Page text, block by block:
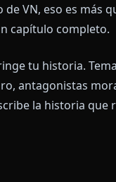
de VN, eso es más
capítulo completo.
tu historia.
antagonistas
la historia que